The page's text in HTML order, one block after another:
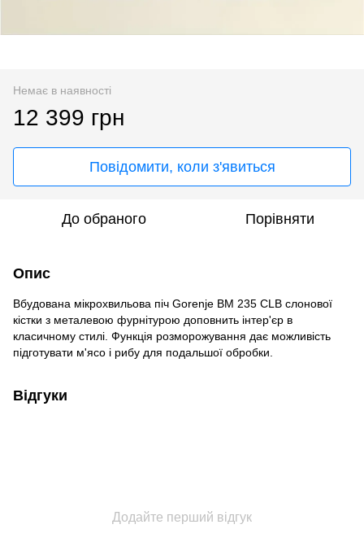
Немає в наявності
12 399 грн
Повідомити, коли з'явиться
До обраного Порівняти
Опис
Вбудована мікрохвильова піч Gorenje BM 235 CLB слонової
кістки з металевою фурнітурою доповнить інтер'єр в
класичному стилі. Функція розморожування дає можливість
підготувати м'ясо і рибу для подальшої обробки.
Відгуки
Додайте перший відгук